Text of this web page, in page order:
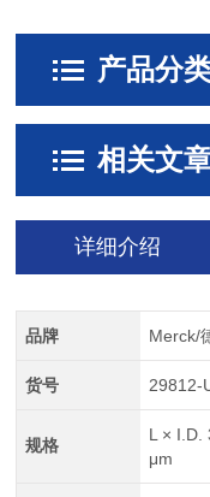
产品分
相关文
详细介绍
品牌 Merck/
货号 29812-
规格
L × I.D.
μm